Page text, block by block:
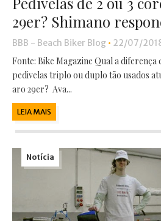
29er? Shimano
BBB - Beach Biker Blog • 22/07/
Fonte: Bike Magazine Qual a diferença
pedivelas triplo ou duplo tão usados
aro 29er? Ava...
LEIA MAIS
Notícia